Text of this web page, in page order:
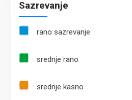
Sazrevanje
rano sazrevanje
srednje rano
srednje kasno